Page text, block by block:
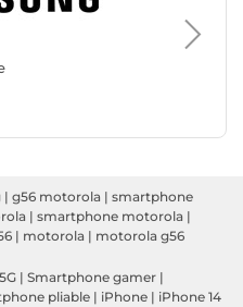
Mobile
Apple
| g56 motorola | smartphone
| smartphone motorola |
| motorola | motorola g56
| Smartphone gamer |
pliable | iPhone | iPhone 14